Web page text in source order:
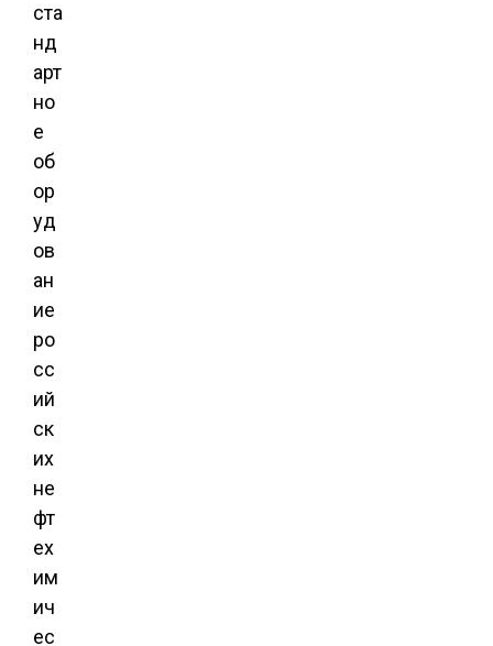
ста
нд
арт
но
е
об
ор
уд
ов
ан
ие
ро
сс
ий
ск
их
не
фт
ех
им
ич
ес